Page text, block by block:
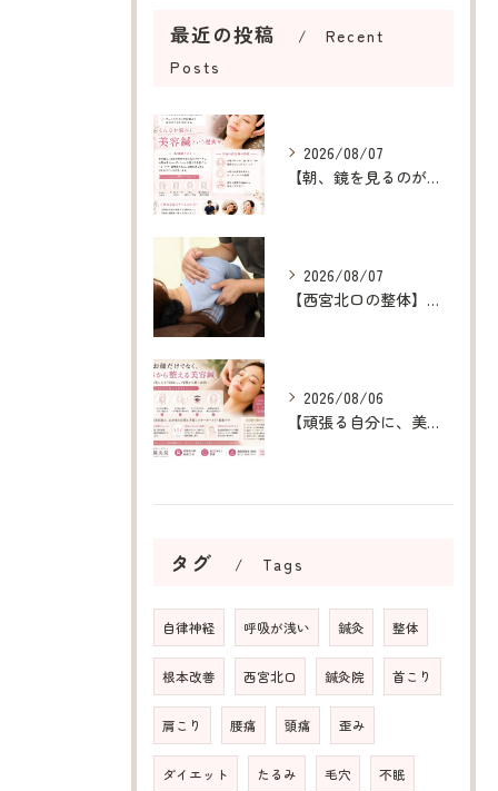
最近の投稿
Recent
Posts
2026/08/07
【朝、鏡を見るのが楽しみになる美容鍼】
2026/08/07
【西宮北口の整体】呼吸が浅い原因を整え、深呼吸できる身体へ
2026/08/06
【頑張る自分に、美容鍼というご褒美を】
タグ Tags
自律神経 呼吸が浅い 鍼灸 整体
根本改善 西宮北口 鍼灸院 首こり
肩こり 腰痛 頭痛 歪み
ダイエット たるみ 毛穴 不眠